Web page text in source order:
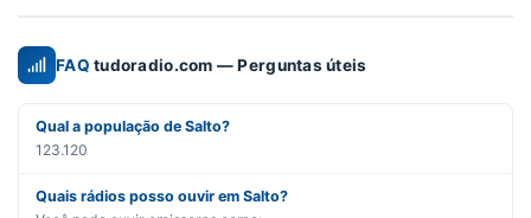
FAQ tudoradio.com — Perguntas úteis
Qual a população de Salto?
123.120
Quais rádios posso ouvir em Salto?